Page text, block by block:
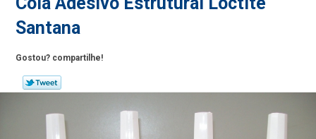
Santana
Gostou? compartilhe!